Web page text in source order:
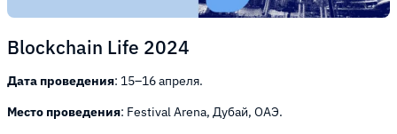
Blockchain Life 2024
Дата проведения: 15–16 апреля.
Место проведения: Festival Arena, Дубай, ОАЭ.